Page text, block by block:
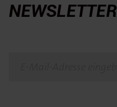
NEWSLETTER